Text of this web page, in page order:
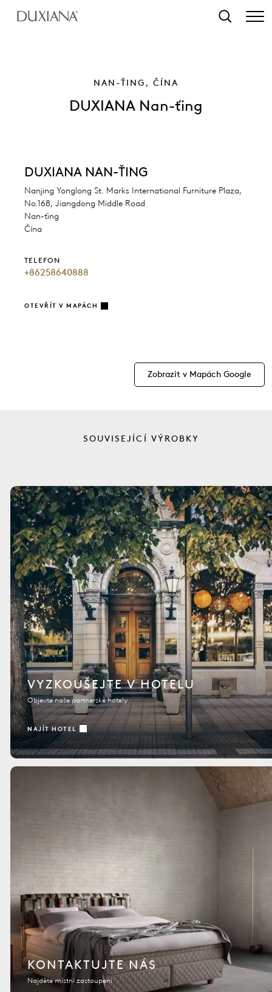
Vyhledat
NAN-ŤING, ČÍNA
DUXIANA Nan-ťing
DUXIANA NAN-ŤING
Nanjing Yonglong St. Marks International Furniture Plaza,
No.168, Jiangdong Middle Road
Nan-ťing
Čína
TELEFON
+86258640888
OTEVŘÍT V MAPÁCH
Zobrazit v Mapách Google
SOUVISEJÍCÍ VÝROBKY
VYZKOUŠEJTE V HOTELU
Objevte naše partnerské hotely
NAJÍT HOTEL
KONTAKTUJTE NÁS
Najděte místní zastoupení